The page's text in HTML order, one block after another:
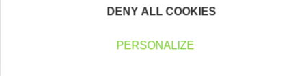
SERVICES AUX ENTREPRISES
DENY ALL COOKIES
PERSONALIZE